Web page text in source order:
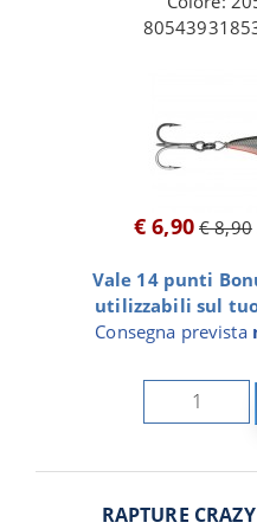
€ 6,90 € 8,90
Vale 14 punti
utilizzabili sul
Consegna prevista
RAPTURE